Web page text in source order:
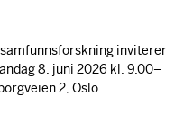
inviterer
8. juni 2026 kl. 9.00–
2, Oslo.